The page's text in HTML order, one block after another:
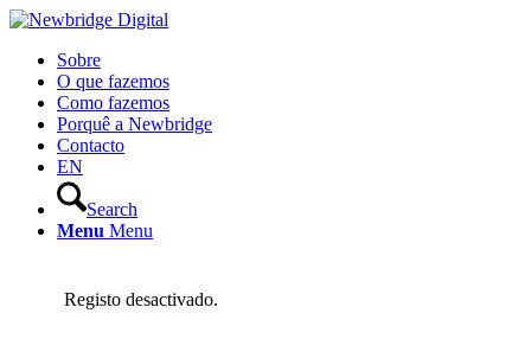
Sobre
O que fazemos
Como fazemos
Porquê a Newbridge
Contacto
EN
Search
Menu Menu
Registo desactivado.